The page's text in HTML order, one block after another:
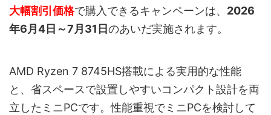
大幅割引価格で購入できるキャンペーンは、 2026
年6月4日～7月31日のあいだ実施されます。
AMD Ryzen 7 8745HS搭載による実用的な性能
と、省スペースで設置しやすいコンパクト設計を両
立したミニPCです。性能重視でミニPCを検討して